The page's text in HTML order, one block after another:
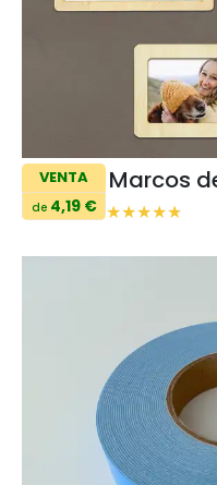
VENTA
de4,19 €
Marcos